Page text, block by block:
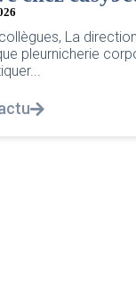
CER/CRPN
PNC/Pilotes
réponse
04/08/2026
réponse législative